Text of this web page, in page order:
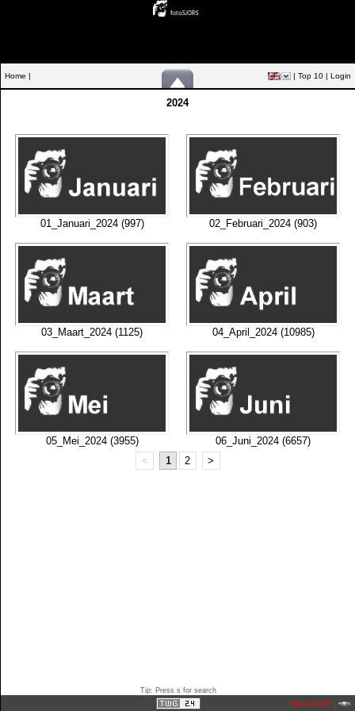
Home | | Top 10 | Login
2024
01_Januari_2024 (997) 02_Februari_2024 (903)
03_Maart_2024 (1125) 04_April_2024 (10985)
05_Mei_2024 (3955)
06_Juni_2024 (6657)
<
1 2 >
Tip: Press s for search
No Cache!